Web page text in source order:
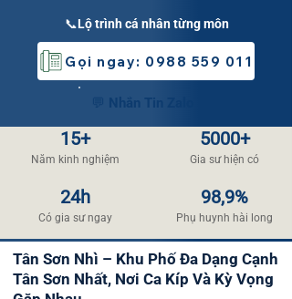
📞Lộ trình cá nhân từng môn
Gọi ngay: 0988 559 011
💬 Nhắn Tin Zalo
15+
Năm kinh nghiệm
5000+
​Gia sư hiện có
24h
​Có gia sư ngay
98,9%
​Phụ huynh hài long​
Tân Sơn Nhì – Khu Phố Đa Dạng Cạnh
Tân Sơn Nhất, Nơi Ca Kíp Và Kỳ Vọng